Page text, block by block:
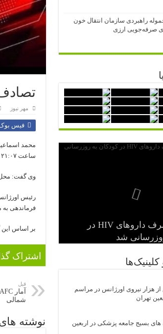
مهر نیوز
فیس
محمد
ساعت ۲۱:۰۷ شامگاه سه شنبه به اورژانس اطلاع داده شده است.
وی گفت: محل
فرماندهی به
بر اساس
اشتراک
قبل
شمالی
نوشته
راهبردی سازمان انتقال خون
صرفه‌جویی ارزی
راهنمای مصرف داروهای HIV در
شد
موفق با دستگاه قلب و
انجام شد
ملی غذا و
شدهم سرطانزا است
مجمع جهانی بهداشت
از هزار نیروی اورژانس در مراسم
تهران
های بسیج جامعه پزشکی در اربعین